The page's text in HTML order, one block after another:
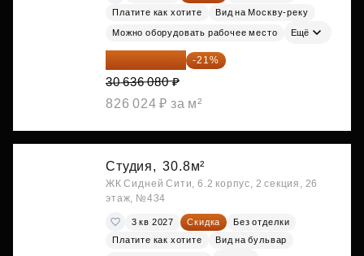
Платите как хотите
Вид на Москву-реку
Можно оборудовать рабочее место Ещё
24 202 503 ₽ -21%
30 636 080 ₽
826 024 ₽ за м²
Студия, 30.8м²
ЖК Сидней Сити, 6.2 корпус, 2 секция, 26
этаж, №434
3 кв 2027 Скидка
Без отделки
Платите как хотите
Вид на бульвар